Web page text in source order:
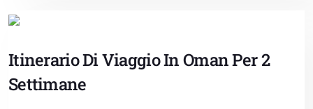
Itinerario Di Viaggio In Oman Per 2
Settimane